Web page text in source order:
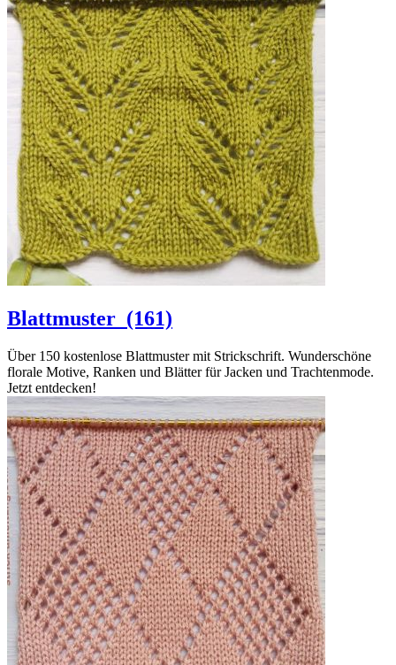
Blattmuster (161)
Über 150 kostenlose Blattmuster mit Strickschrift. Wunderschöne
florale Motive, Ranken und Blätter für Jacken und Trachtenmode.
Jetzt entdecken!